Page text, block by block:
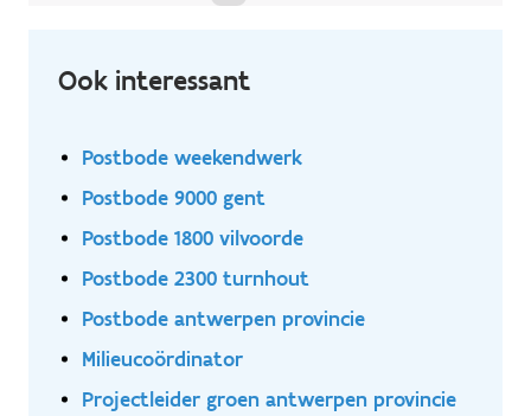
Ook interessant
Postbode weekendwerk
Postbode 9000 gent
Postbode 1800 vilvoorde
Postbode 2300 turnhout
Postbode antwerpen provincie
Milieucoördinator
Projectleider groen antwerpen provincie